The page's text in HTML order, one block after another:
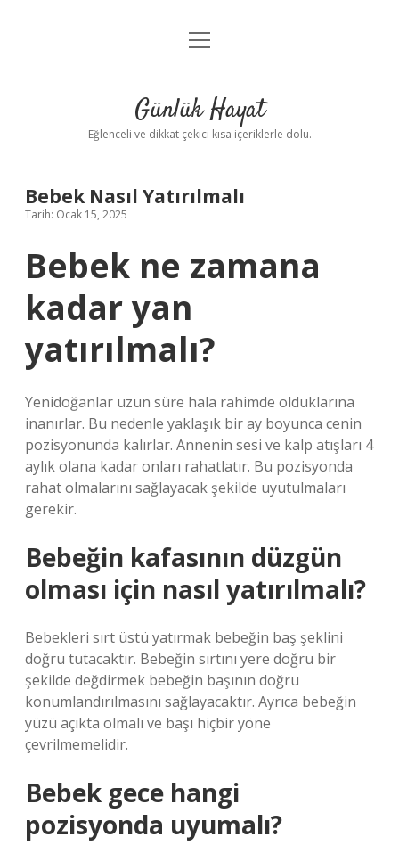
Anasayfa
Yasal Uyarı
menüyü
Günlük Hayat
Eğlenceli ve dikkat çekici kısa içeriklerle dolu.
Bebek Nasıl Yatırılmalı
Tarih: Ocak 15, 2025
Bebek ne zamana
kadar yan
yatırılmalı?
Yenidoğanlar uzun süre hala rahimde olduklarına
inanırlar. Bu nedenle yaklaşık bir ay boyunca cenin
pozisyonunda kalırlar. Annenin sesi ve kalp atışları 4
aylık olana kadar onları rahatlatır. Bu pozisyonda
rahat olmalarını sağlayacak şekilde uyutulmaları
gerekir.
Bebeğin kafasının düzgün
olması için nasıl yatırılmalı?
Bebekleri sırt üstü yatırmak bebeğin baş şeklini
doğru tutacaktır. Bebeğin sırtını yere doğru bir
şekilde değdirmek bebeğin başının doğru
konumlandırılmasını sağlayacaktır. Ayrıca bebeğin
yüzü açıkta olmalı ve başı hiçbir yöne
çevrilmemelidir.
Bebek gece hangi
pozisyonda uyumalı?